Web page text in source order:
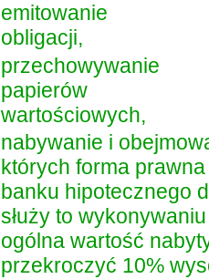
emitowanie
obligacji,
przechowywanie
papierów
wartościowych,
nabywanie i
których forma
banku hipotecznego
służy to
ogólna wartość
przekroczyć 10%